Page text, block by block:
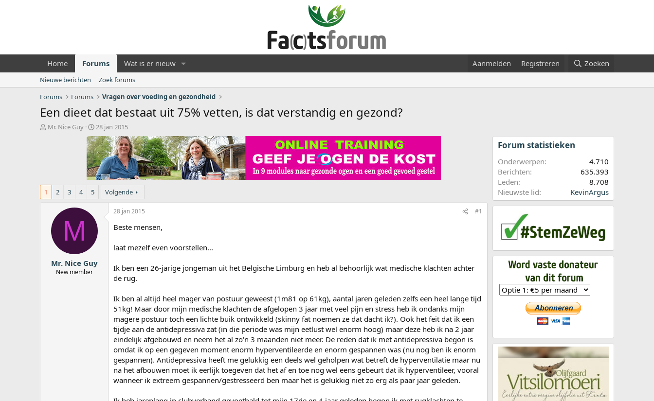
Home Forums Wat is er nieuw Aanmelden Registreren Zoeken
Nieuwe berichten
Zoek forums
Forums
Forums Vragen over voeding en gezondheid
Een dieet dat bestaat uit 75% vetten, is dat verstandig en gezond?
O
r
Mr. Nice Guy
S
t
a
r
t
d
a
28 jan 2015
1 2 3 4 5 Volgende
M
Mr. Nice Guy
New member
28 jan 2015 #1
Beste mensen,
laat mezelf even voorstellen...
Ik ben een 26-jarige jongeman uit het Belgische Limburg en heb al behoorlijk wat medische klachten achter
de rug.
Ik ben al altijd heel mager van postuur geweest (1m81 op 61kg), aantal jaren geleden zelfs een heel lange tijd
51kg! Maar door mijn medische klachten de afgelopen 3 jaar met veel pijn en stress heb ik ondanks mijn
magere postuur toch een lichte buik ontwikkeld (skinny fat noemen ze dat dacht ik?). Ook het feit dat ik een
tijdje aan de antidepressiva zat (in die periode was mijn eetlust wel enorm hoog) maar deze heb ik na 2 jaar
eindelijk afgebouwd en neem het al zo'n 3 maanden niet meer. De reden dat ik met antidepressiva begon is
omdat ik op een gegeven moment enorm hyperventileerde en enorm gespannen was (nu nog ben ik enorm
gespannen). Antidepressiva heeft me gelukkig een deels wel geholpen wat betreft de hyperventilatie maar nu
na het afbouwen moet ik eerlijk toegeven dat het af en toe nog wel eens gebeurt dat ik hyperventileer, vooral
wanneer ik extreem gespannen/gestresseerd ben maar het is gelukkig niet zo erg als paar jaar geleden.
Forum statistieken
Onderwerpen
4.710
Berichten
635.393
Leden
8.708
Nieuwste lid
KevinArgus